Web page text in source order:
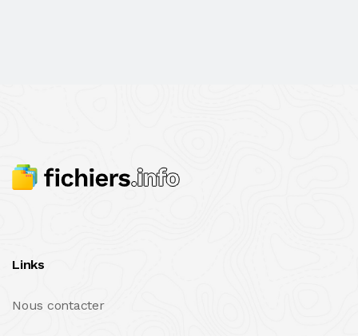
Links
Nous contacter